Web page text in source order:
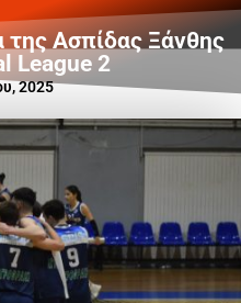
Ασπίδας Ξάνθης
League 2
2025